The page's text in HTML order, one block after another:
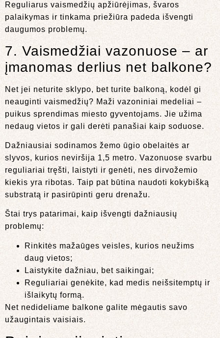
Reguliarus vaismedžių apžiūrėjimas, švaros
palaikymas ir tinkama priežiūra padeda išvengti
daugumos problemų.
7. Vaismedžiai vazonuose – ar
įmanomas derlius net balkone?
Net jei neturite sklypo, bet turite balkoną, kodėl gi
neauginti vaismedžių? Maži vazoniniai medeliai –
puikus sprendimas miesto gyventojams. Jie užima
nedaug vietos ir gali derėti panašiai kaip soduose.
Dažniausiai sodinamos žemo ūgio obelaitės ar
slyvos, kurios neviršija 1,5 metro. Vazonuose svarbu
reguliariai tręšti, laistyti ir genėti, nes dirvožemio
kiekis yra ribotas. Taip pat būtina naudoti kokybišką
substratą ir pasirūpinti geru drenažu.
Štai trys patarimai, kaip išvengti dažniausių
problemų:
Rinkitės mažaūges veisles, kurios neužims
daug vietos;
Laistykite dažniau, bet saikingai;
Reguliariai genėkite, kad medis neišsitemptų ir
išlaikytų formą.
Net nedideliame balkone galite mėgautis savo
užaugintais vaisiais.